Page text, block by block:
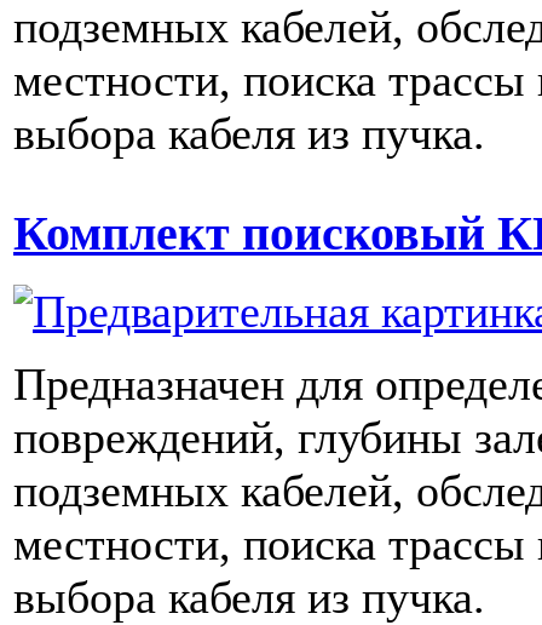
подземных кабелей,
местности, поиска
выбора кабеля из пучка.
Комплект поисковый
Предназначен для
повреждений, глубины
подземных кабелей,
местности, поиска
выбора кабеля из пучка.